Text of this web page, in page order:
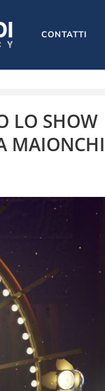
CONTATTI
LO SHOW
MAIONCHI